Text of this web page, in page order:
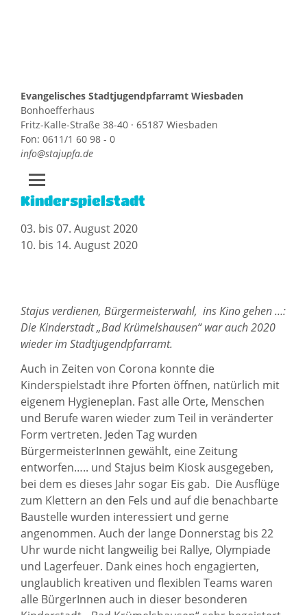
Evangelisches Stadtjugendpfarramt Wiesbaden
Bonhoefferhaus
Fritz-Kalle-Straße 38-40 · 65187 Wiesbaden
Fon: 0611/1 60 98 - 0
info@stajupfa.de
Zum
springen
Kinderspielstadt
03. bis 07. August 2020
10. bis 14. August 2020
Stajus verdienen, Bürgermeisterwahl, ins Kino gehen …:
Die Kinderstadt „Bad Krümelshausen“ war auch 2020
wieder im Stadtjugendpfarramt.
Auch in Zeiten von Corona konnte die
Kinderspielstadt ihre Pforten öffnen, natürlich mit
eigenem Hygieneplan. Fast alle Orte, Menschen
und Berufe waren wieder zum Teil in veränderter
Form vertreten. Jeden Tag wurden
BürgermeisterInnen gewählt, eine Zeitung
entworfen….. und Stajus beim Kiosk ausgegeben,
bei dem es dieses Jahr sogar Eis gab. Die Ausflüge
zum Klettern an den Fels und auf die benachbarte
Baustelle wurden interessiert und gerne
angenommen. Auch der lange Donnerstag bis 22
Uhr wurde nicht langweilig bei Rallye, Olympiade
und Lagerfeuer. Dank eines hoch engagierten,
unglaublich kreativen und flexiblen Teams waren
alle BürgerInnen auch in dieser besonderen